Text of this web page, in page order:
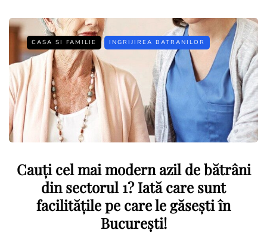
CASA SI FAMILIE INGRIJIREA BATRANILOR
Cauți cel mai modern azil de bătrâni
din sectorul 1? Iată care sunt
facilitățile pe care le găsești în
București!